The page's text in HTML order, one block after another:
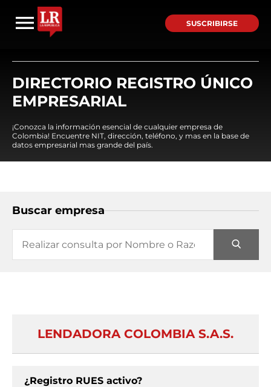
SUSCRIBIRSE
DIRECTORIO REGISTRO ÚNICO
EMPRESARIAL
¡Conozca la información esencial de cualquier empresa de
Colombia! Encuentre NIT, dirección, teléfono, y mas en la base de
datos empresarial mas grande del país.
Buscar empresa
LENDADORA COLOMBIA S.A.S.
¿Registro RUES activo?